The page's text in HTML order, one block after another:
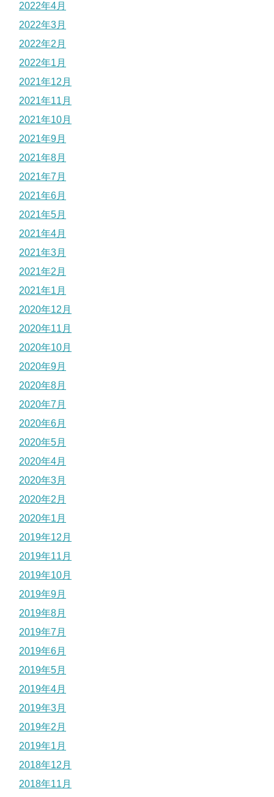
2022年4月
2022年3月
2022年2月
2022年1月
2021年12月
2021年11月
2021年10月
2021年9月
2021年8月
2021年7月
2021年6月
2021年5月
2021年4月
2021年3月
2021年2月
2021年1月
2020年12月
2020年11月
2020年10月
2020年9月
2020年8月
2020年7月
2020年6月
2020年5月
2020年4月
2020年3月
2020年2月
2020年1月
2019年12月
2019年11月
2019年10月
2019年9月
2019年8月
2019年7月
2019年6月
2019年5月
2019年4月
2019年3月
2019年2月
2019年1月
2018年12月
2018年11月